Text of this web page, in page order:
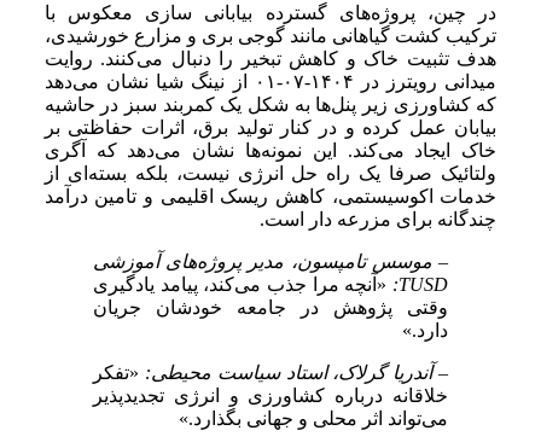
در چین، پروژه‌های گسترده بیابانی سازی معکوس با
ترکیب کشت گیاهانی مانند گوجی بری و مزارع خورشیدی،
هدف تثبیت خاک و کاهش تبخیر را دنبال می‌کنند. روایت
میدانی رویترز در ۱۴۰۴-۰۷-۰۱ از نینگ شیا نشان می‌دهد
که کشاورزی زیر پنل‌ها به شکل یک کمربند سبز در حاشیه
بیابان عمل کرده و در کنار تولید برق، اثرات حفاظتی بر
خاک ایجاد می‌کند. این نمونه‌ها نشان می‌دهد که آگری
ولتائیک صرفا یک راه حل انرژی نیست، بلکه بسته‌ای از
خدمات اکوسیستمی، کاهش ریسک اقلیمی و تامین درآمد
چندگانه برای مزرعه دار است.
– موسس تامپسون، مدیر پروژه‌های آموزشی
TUSD:
«آنچه مرا جذب می‌کند، پیامد یادگیری
وقتی پژوهش در جامعه خودشان جریان
دارد.»
– آندریا گرلاک، استاد سیاست محیطی: «تفکر
خلاقانه درباره کشاورزی و انرژی تجدیدپذیر
می‌تواند اثر محلی و جهانی بگذارد.»